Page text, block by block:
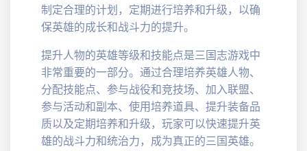
制定合理的计划，定期进行培养和升级，以确
保英雄的成长和战斗力的提升。
提升人物的英雄等级和技能点是三国志游戏中
非常重要的一部分。通过合理培养英雄人物、
分配技能点、参与战役和竞技场、加入联盟、
参与活动和副本、使用培养道具、提升装备品
质以及定期培养和升级，玩家可以快速提升英
雄的战斗力和统治力，成为真正的三国英雄。